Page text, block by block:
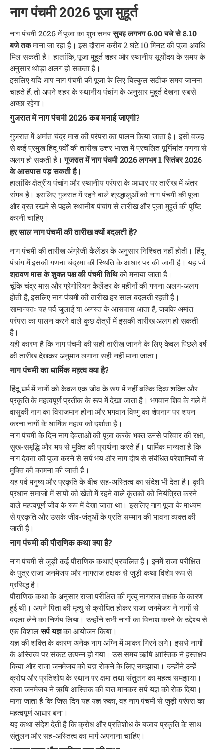
नाग पंचमी 2026 पूजा मुहूर्त
नाग पंचमी 2026 में पूजा का शुभ समयसुबह लगभग 6:00 बजे से 8:10
बजे तकमाना जा रहा है। इस दौरान करीब 2 घंटे 10 मिनट की पूजा अवधि
मिल सकती है। हालांकि, पूजा मुहूर्त शहर और स्थानीय सूर्योदय के समय के
अनुसार थोड़ा अलग हो सकता है।
इसलिए यदि आप नाग पंचमी की पूजा के लिए बिल्कुल सटीक समय जानना
चाहते हैं, तो अपने शहर के स्थानीय पंचांग के अनुसार मुहूर्त देखना सबसे
अच्छा रहेगा।
गुजरात में नाग पंचमी 2026 कब मनाई जाएगी?
गुजरात में अमांत चंद्र मास की परंपरा का पालन किया जाता है। इसी वजह
से कई प्रमुख हिंदू पर्वों की तारीख उत्तर भारत में प्रचलित पूर्णिमांत गणना से
अलग हो सकती है।गुजरात में नाग पंचमी 2026 लगभग 1 सितंबर 2026
के आसपास पड़ सकती है।
हालांकि क्षेत्रीय पंचांग और स्थानीय परंपरा के आधार पर तारीख में अंतर
संभव है। इसलिए गुजरात में रहने वाले श्रद्धालुओं को नाग पंचमी की पूजा
और व्रत रखने से पहले स्थानीय पंचांग से तारीख और पूजा मुहूर्त की पुष्टि
करनी चाहिए।
हर साल नाग पंचमी की तारीख क्यों बदलती है?
नाग पंचमी की तारीख अंग्रेजी कैलेंडर के अनुसार निश्चित नहीं होती। हिंदू
पंचांग में इसकी गणना चंद्रमा की स्थिति के आधार पर की जाती है। यह पर्व
श्रावण मास के शुक्ल पक्ष की पंचमी तिथिको मनाया जाता है।
चूंकि चंद्र मास और ग्रेगोरियन कैलेंडर के महीनों की गणना अलग-अलग
होती है, इसलिए नाग पंचमी की तारीख हर साल बदलती रहती है।
सामान्यतः यह पर्व जुलाई या अगस्त के आसपास आता है, जबकि अमांत
परंपरा का पालन करने वाले कुछ क्षेत्रों में इसकी तारीख अलग हो सकती
है।
यही कारण है कि नाग पंचमी की सही तारीख जानने के लिए केवल पिछले वर्ष
की तारीख देखकर अनुमान लगाना सही नहीं माना जाता।
नाग पंचमी का धार्मिक महत्व क्या है?
हिंदू धर्म में नागों को केवल एक जीव के रूप में नहीं बल्कि दिव्य शक्ति और
प्रकृति के महत्वपूर्ण प्रतीक के रूप में देखा जाता है। भगवान शिव के गले में
वासुकी नाग का विराजमान होना और भगवान विष्णु का शेषनाग पर शयन
करना नागों के धार्मिक महत्व को दर्शाता है।
नाग पंचमी के दिन नाग देवताओं की पूजा करके भक्त उनसे परिवार की रक्षा,
सुख-समृद्धि और भय से मुक्ति की प्रार्थना करते हैं। धार्मिक मान्यता है कि
नाग देवता की पूजा करने से सर्प भय और नाग दोष से संबंधित परेशानियों से
मुक्ति की कामना की जाती है।
यह पर्व मनुष्य और प्रकृति के बीच सह-अस्तित्व का संदेश भी देता है। कृषि
प्रधान समाजों में सांपों को खेतों में रहने वाले कृंतकों को नियंत्रित करने
वाले महत्वपूर्ण जीव के रूप में देखा जाता था। इसलिए नाग पूजा के माध्यम
से प्रकृति और उसके जीव-जंतुओं के प्रति सम्मान की भावना व्यक्त की
जाती है।
नाग पंचमी की पौराणिक कथा क्या है?
नाग पंचमी से जुड़ी कई पौराणिक कथाएं प्रचलित हैं। इनमें राजा परीक्षित
के पुत्र राजा जनमेजय और नागराज तक्षक से जुड़ी कथा विशेष रूप से
प्रसिद्ध है।
पौराणिक कथा के अनुसार राजा परीक्षित की मृत्यु नागराज तक्षक के कारण
हुई थी। अपने पिता की मृत्यु से क्रोधित होकर राजा जनमेजय ने नागों से
बदला लेने का निर्णय लिया। उन्होंने सभी नागों का विनाश करने के उद्देश्य से
एक विशालसर्प यज्ञका आयोजन किया।
यज्ञ की शक्ति के कारण अनेक नाग अग्नि में आकर गिरने लगे। इससे नागों
के अस्तित्व पर संकट उत्पन्न हो गया। उस समय ऋषि आस्तिक ने हस्तक्षेप
किया और राजा जनमेजय को यज्ञ रोकने के लिए समझाया। उन्होंने उन्हें
क्रोध और प्रतिशोध के स्थान पर क्षमा तथा संतुलन का महत्व समझाया।
राजा जनमेजय ने ऋषि आस्तिक की बात मानकर सर्प यज्ञ को रोक दिया।
माना जाता है कि जिस दिन यह यज्ञ रुका, वह नाग पंचमी से जुड़ी परंपरा का
महत्वपूर्ण आधार बना।
यह कथा संदेश देती है कि क्रोध और प्रतिशोध के बजाय प्रकृति के साथ
संतुलन और सह-अस्तित्व का मार्ग अपनाना चाहिए।